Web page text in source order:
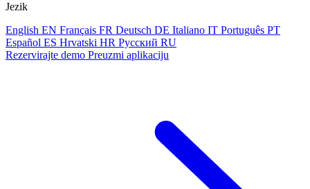
Jezik
English EN Français FR Deutsch DE Italiano IT Português PT
Español ES Hrvatski HR Русский RU
Rezervirajte demo Preuzmi aplikaciju